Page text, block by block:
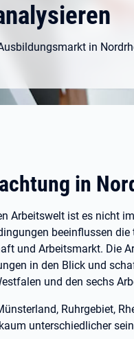
in
in
Arbeitswelt ist es nicht
beeinflussen
und Arbeitsmarkt. Die
in den Blick und
und den sechs
Ruhrgebiet,
unterschiedlicher